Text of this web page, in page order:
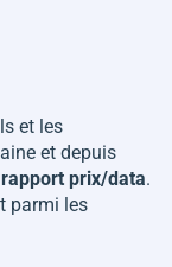
et les
et depuis
prix/data.
parmi les